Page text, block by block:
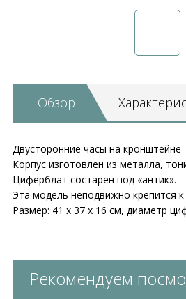
Обзор
Двусторонние часы на
Корпус изготовлен из металла,
Циферблат состарен под «антик».
Эта модель неподвижно крепится к
Размер: 41 х 37 х 16 см, диаметр
Рекомендуем